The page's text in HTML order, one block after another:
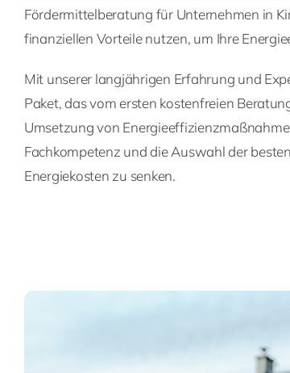
Fördermittelberatung für Unternehmen in
finanziellen Vorteile nutzen, um Ihre
Mit unserer langjährigen Erfahrung und
Paket, das vom ersten kostenfreien
Umsetzung von
Fachkompetenz und die Auswahl der
Energiekosten zu senken.